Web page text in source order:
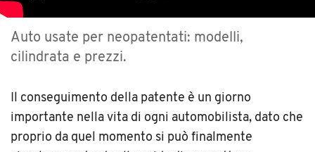
Auto usate per neopatentati: modelli,
cilindrata e prezzi.
Il conseguimento della patente è un giorno
importante nella vita di ogni automobilista, dato che
proprio da quel momento si può finalmente